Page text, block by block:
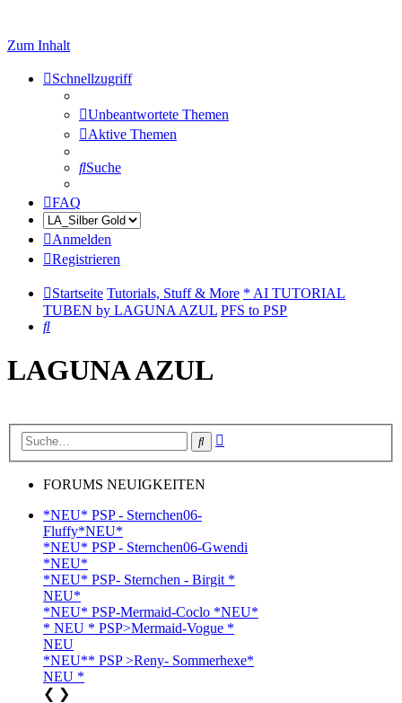
Zum Inhalt
Schnellzugriff
Unbeantwortete Themen
Aktive Themen
Suche
FAQ
Anmelden
Registrieren
Startseite Tutorials, Stuff & More * AI TUTORIAL
TUBEN by LAGUNA AZUL PFS to PSP
Suche
LAGUNA AZUL
Suche
FORUMS NEUIGKEITEN
*NEU* PSP - Sternchen06-
Fluffy*NEU*
*NEU* PSP - Sternchen06-Gwendi
*NEU*
*NEU* PSP- Sternchen - Birgit *
NEU*
*NEU* PSP-Mermaid-Coclo *NEU*
* NEU * PSP>Mermaid-Vogue *
NEU
*NEU** PSP >Reny- Sommerhexe*
NEU *
❮ ❯